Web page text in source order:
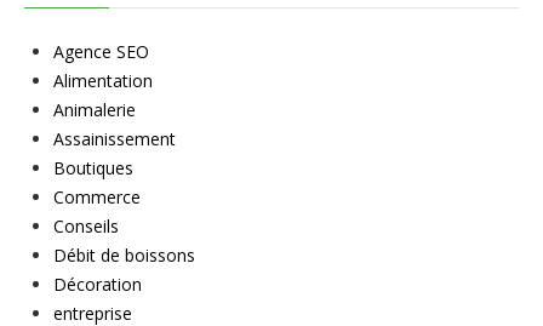
Agence SEO
Alimentation
Animalerie
Assainissement
Boutiques
Commerce
Conseils
Débit de boissons
Décoration
entreprise